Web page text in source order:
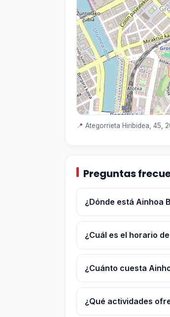
📍 Ategorrieta Hiribidea, 45,
Preguntas
¿Dónde está Ainhoa
¿Cuál es el horario
¿Cuánto cuesta
¿Qué actividades